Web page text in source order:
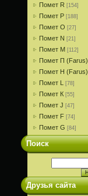
Помет R [154]
Помет P [188]
Помет О [27]
Помет N [21]
Помет M [112]
Помет П (Farus)
Помет Н (Farus)
Помет L [78]
Помет К [55]
Помет J [47]
Помет F [74]
Помет G [84]
Поиск
Друзья сайта